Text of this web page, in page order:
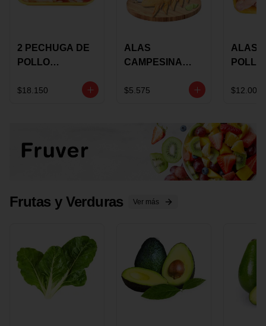
2 PECHUGA DE
POLLO
MARINADA X
$18.150
ALAS
CAMPESINA
COSTILLAR A
$5.575
ALAS
POLLO
$12.000
Frutas y Verduras Ver más